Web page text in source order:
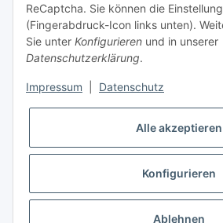
* Alle Preise inkl. gesetzlicher USt., zzgl.Versand
ReCaptcha. Sie können die
(Fingerabdruck-Icon links unten).
Sie unter Konfigurieren und in unserer
Datenschutzerklärung.
Impressum Datenschutz
Alle akzeptieren
Konfigurieren
Ablehnen